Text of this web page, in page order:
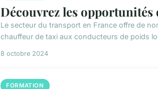
Découvrez les
Le secteur du transport en France offre de
chauffeur de taxi aux conducteurs de poids
8 octobre 2024
FORMATION